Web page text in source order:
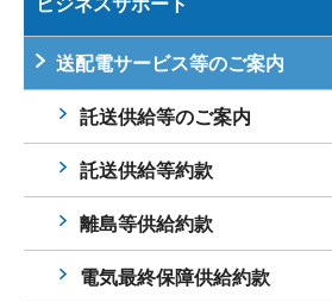
送配電サービス等のご案内
託送供給等のご案内
託送供給等約款
離島等供給約款
電気最終保障供給約款